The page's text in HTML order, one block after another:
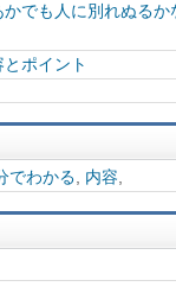
でも人に別れぬるか
ポイント
でわかる 内容